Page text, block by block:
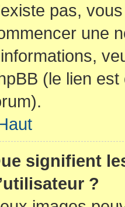
pas,
une
(le lien
signifient
?